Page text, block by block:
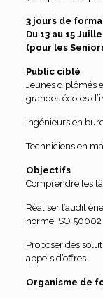
3 jours de
Du 13 au 15
(pour les
Public ciblé
Jeunes diplômés
grandes écoles
Ingénieurs en
Techniciens en
Objectifs
Comprendre les
Réaliser l’audit
norme ISO 50002
Proposer des
appels d’offres.
Organisme de